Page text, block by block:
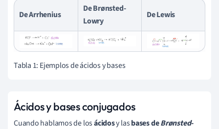
De Arrhenius
DeBrønsted-
Lowry
De Lewis
Tabla 1: Ejemplos de ácidos y bases
Ácidos y bases conjugados
Cuando hablamos de losácidosy lasbases deBrønsted-